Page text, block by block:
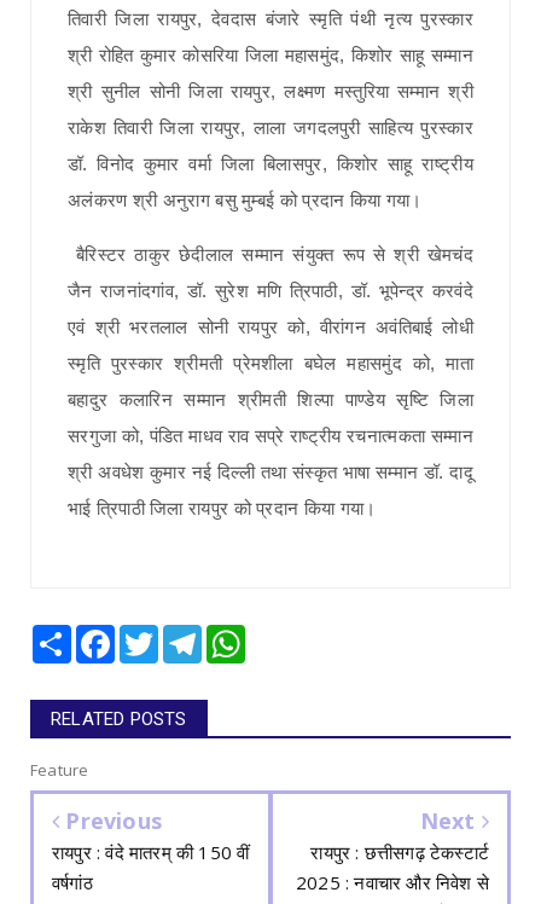
तिवारी जिला रायपुर, देवदास बंजारे स्मृति पंथी नृत्य पुरस्कार
श्री रोहित कुमार कोसरिया जिला महासमुंद, किशोर साहू सम्मान
श्री सुनील सोनी जिला रायपुर, लक्ष्मण मस्तुरिया सम्मान श्री
राकेश तिवारी जिला रायपुर, लाला जगदलपुरी साहित्य पुरस्कार
डॉ. विनोद कुमार वर्मा जिला बिलासपुर, किशोर साहू राष्ट्रीय
अलंकरण श्री अनुराग बसु मुम्बई को प्रदान किया गया।
बैरिस्टर ठाकुर छेदीलाल सम्मान संयुक्त रूप से श्री खेमचंद
जैन राजनांदगांव, डॉ. सुरेश मणि त्रिपाठी, डॉ. भूपेन्द्र करवंदे
एवं श्री भरतलाल सोनी रायपुर को, वीरांगन अवंतिबाई लोधी
स्मृति पुरस्कार श्रीमती प्रेमशीला बघेल महासमुंद को, माता
बहादुर कलारिन सम्मान श्रीमती शिल्पा पाण्डेय सृष्टि जिला
सरगुजा को, पंडित माधव राव सप्रे राष्ट्रीय रचनात्मकता सम्मान
श्री अवधेश कुमार नई दिल्ली तथा संस्कृत भाषा सम्मान डॉ. दादू
भाई त्रिपाठी जिला रायपुर को प्रदान किया गया।
Share Facebook
TwitterTelegram
RELATED POSTS
Feature
Previous
रायपुर : वंदे मातरम् की 150 वीं
वर्षगांठ
Next
रायपुर : छत्तीसगढ़ टेकस्टार्ट
2025 : नवाचार और निवेश से